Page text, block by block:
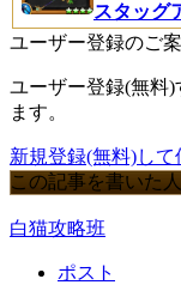
スタッグ
ユーザー登録のご
ユーザー登録(無料
ます。
新規登録(無料)して
この記事を書いた人
白猫攻略班
ポスト